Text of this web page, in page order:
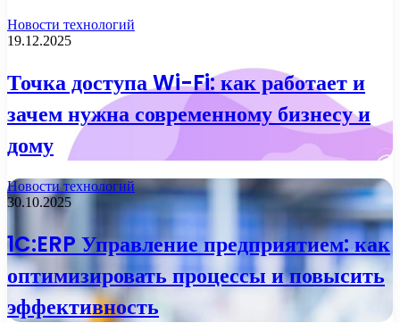
Новости технологий
19.12.2025
Точка доступа Wi-Fi: как работает и
зачем нужна современному бизнесу и
дому
Новости технологий
30.10.2025
1C:ERP Управление предприятием: как
оптимизировать процессы и повысить
эффективность